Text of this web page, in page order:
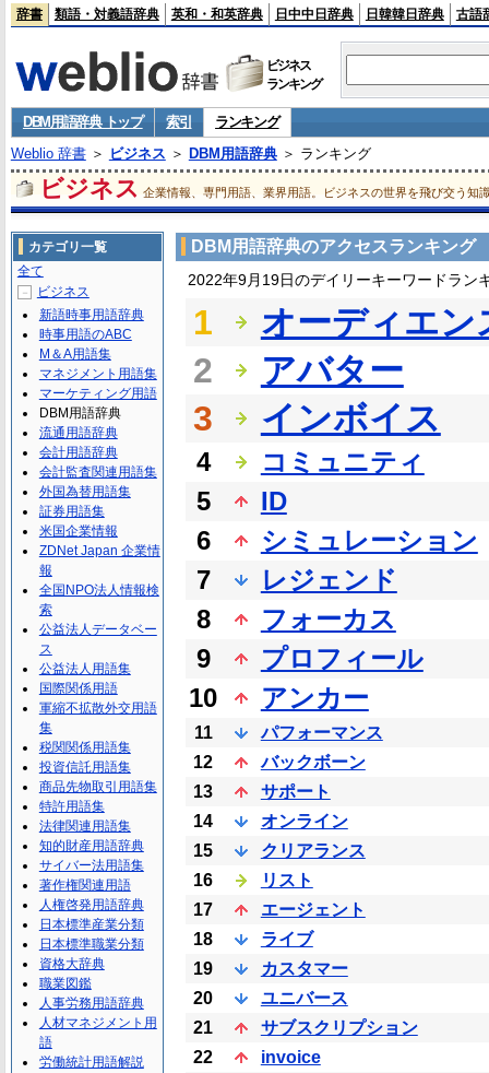
辞書 類語・対義語辞典 英和・和英辞典 日中中日辞典 日韓韓日辞典 古語
ビジネス
ランキング
DBM用語辞典 トップ 索引
ランキング
Weblio 辞書＞ ビジネス ＞ DBM用語辞典＞ ランキング
ビジネス 企業情報、専門用語、業界用語。ビジネスの世界を飛び交う知
DBM用語辞典のアクセスランキング
2022年9月19日のデイリーキーワードラン
1
オーディエン
2
アバター
3
インボイス
4
コミュニティ
5
ID
6
シミュレーション
7
レジェンド
8
フォーカス
9
プロフィール
10
アンカー
11
パフォーマンス
12
バックボーン
13
サポート
14
オンライン
15
クリアランス
16
リスト
17
エージェント
18
ライブ
19
カスタマー
20
ユニバース
21
サブスクリプション
22
invoice
カテゴリ一覧
全て
－
ビジネス
新語時事用語辞典
時事用語のABC
M＆A用語集
マネジメント用語集
マーケティング用語
DBM用語辞典
流通用語辞典
会計用語辞典
会計監査関連用語集
外国為替用語集
証券用語集
米国企業情報
ZDNet Japan 企業情
報
全国NPO法人情報検
索
公益法人データベー
ス
公益法人用語集
国際関係用語
軍縮不拡散外交用語
集
税関関係用語集
投資信託用語集
商品先物取引用語集
特許用語集
法律関連用語集
知的財産用語辞典
サイバー法用語集
著作権関連用語
人権啓発用語辞典
日本標準産業分類
日本標準職業分類
資格大辞典
職業図鑑
人事労務用語辞典
人材マネジメント用
語
労働統計用語解説